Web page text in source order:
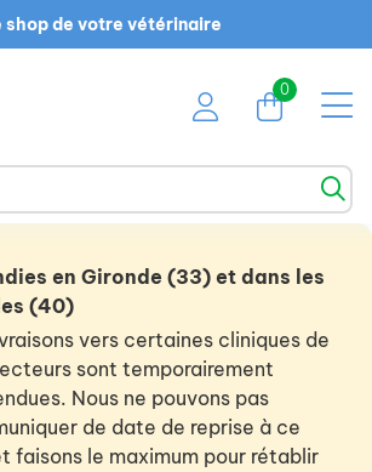
shop de votre vétérinaire
0
en Gironde (33) et dans les
(40)
vers certaines cliniques de
sont temporairement
Nous ne pouvons pas
de date de reprise à ce
faisons le maximum pour rétablir